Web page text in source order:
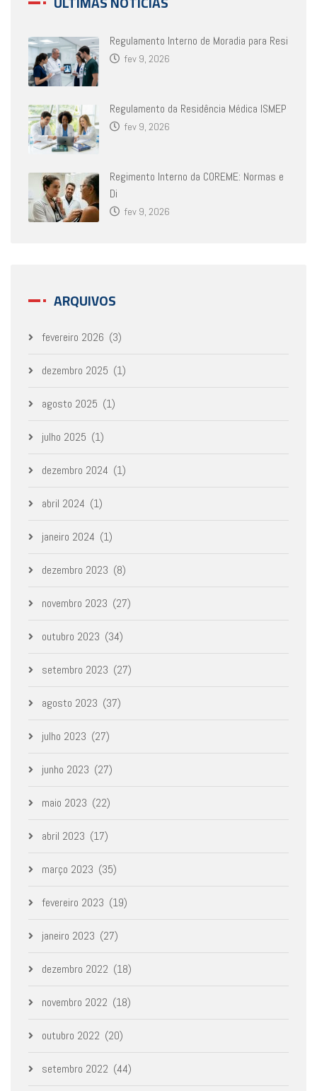
Regulamento Interno de Moradia para Resi
fev 9, 2026
Regulamento da Residência Médica ISMEP
fev 9, 2026
Regimento Interno da COREME: Normas e
Di
fev 9, 2026
ARQUIVOS
fevereiro 2026 (3)
dezembro 2025 (1)
agosto 2025 (1)
julho 2025 (1)
dezembro 2024 (1)
abril 2024 (1)
janeiro 2024 (1)
dezembro 2023 (8)
novembro 2023 (27)
outubro 2023 (34)
setembro 2023 (27)
agosto 2023 (37)
julho 2023 (27)
junho 2023 (27)
maio 2023 (22)
abril 2023 (17)
março 2023 (35)
fevereiro 2023 (19)
janeiro 2023 (27)
dezembro 2022 (18)
novembro 2022 (18)
outubro 2022 (20)
setembro 2022 (44)